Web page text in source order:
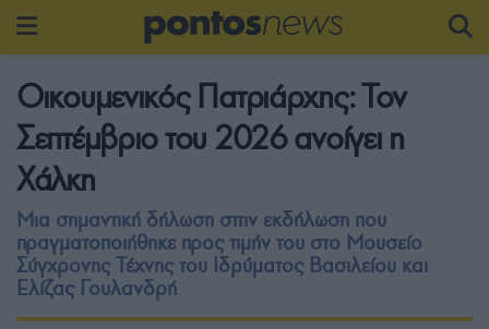
Οικουμενικός Πατριάρχης: Τον
Σεπτέμβριο του 2026 ανοίγει η
Χάλκη
Μια σημαντική δήλωση στην εκδήλωση που
πραγματοποιήθηκε προς τιμήν του στο Μουσείο
Σύγχρονης Τέχνης του Ιδρύματος Βασιλείου και
Ελίζας Γουλανδρή